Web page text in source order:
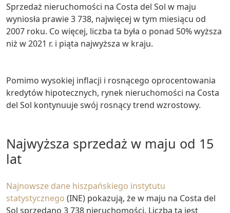
Sprzedaż nieruchomości na Costa del Sol w maju
wyniosła prawie 3 738, najwięcej w tym miesiącu od
2007 roku. Co więcej, liczba ta była o ponad 50% wyższa
niż w 2021 r. i piąta najwyższa w kraju.
Pomimo wysokiej inflacji i rosnącego oprocentowania
kredytów hipotecznych, rynek nieruchomości na Costa
del Sol kontynuuje swój rosnący trend wzrostowy.
Najwyższa sprzedaż w maju od 15
lat
Najnowsze dane hiszpańskiego instytutu
statystycznego (INE) pokazują, że w maju na Costa del
Sol sprzedano 3 738 nieruchomości. Liczba ta jest